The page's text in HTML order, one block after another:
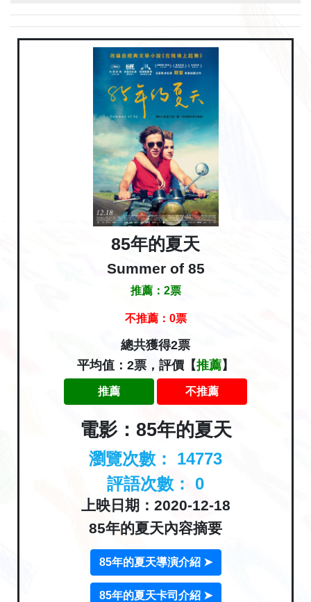
85年的夏天
Summer of 85
推薦： 2票
不推薦： 0票
總共獲得2票
平均值：2票，評價【推薦】
推薦 不推薦
電影：85年的夏天
瀏覽次數： 14773
評語次數： 0
上映日期：2020-12-18
85年的夏天內容摘要
85年的夏天導演介紹 ➤
85年的夏天卡司介紹 ➤